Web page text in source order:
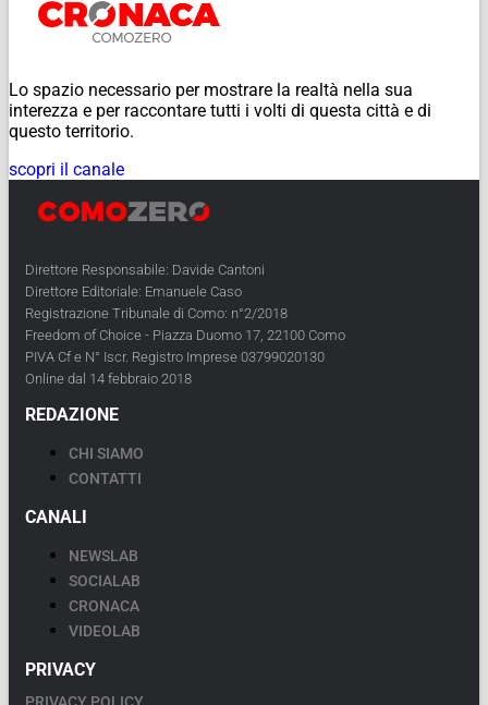
Lo spazio necessario per mostrare la realtà nella sua
interezza e per raccontare tutti i volti di questa città e di
questo territorio.
scopri il canale
Direttore Responsabile: Davide Cantoni
Direttore Editoriale: Emanuele Caso
Registrazione Tribunale di Como: n°2/2018
Freedom of Choice - Piazza Duomo 17, 22100 Como
PIVA Cf e N° Iscr. Registro Imprese 03799020130
Online dal 14 febbraio 2018
REDAZIONE
CHI SIAMO
CONTATTI
CANALI
NEWSLAB
SOCIALAB
CRONACA
VIDEOLAB
PRIVACY